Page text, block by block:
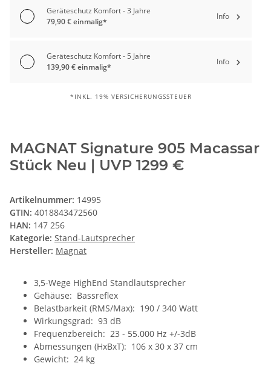
Geräteschutz Komfort - 3 Jahre
79,90 € einmalig*
Info
Geräteschutz Komfort - 5 Jahre
139,90 € einmalig*
Info
*INKL. 19% VERSICHERUNGSSTEUER
MAGNAT Signature 905 Macassar
Stück Neu | UVP 1299 €
Artikelnummer: 14995
GTIN: 4018843472560
HAN: 147 256
Kategorie: Stand-Lautsprecher
Hersteller: Magnat
3,5-Wege HighEnd Standlautsprecher
Gehäuse: Bassreflex
Belastbarkeit (RMS/Max): 190 / 340 Watt
Wirkungsgrad: 93 dB
Frequenzbereich: 23 - 55.000 Hz +/-3dB
Abmessungen (HxBxT): 106 x 30 x 37 cm
Gewicht: 24 kg